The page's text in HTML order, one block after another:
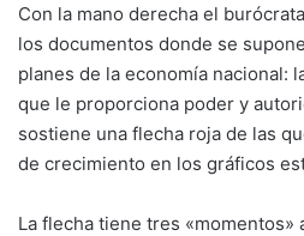
Con la mano derecha el
los documentos donde se
planes de la economía nacional:
que le proporciona poder y
sostiene una flecha roja de las
de crecimiento en los gráficos
La flecha tiene tres «momentos»